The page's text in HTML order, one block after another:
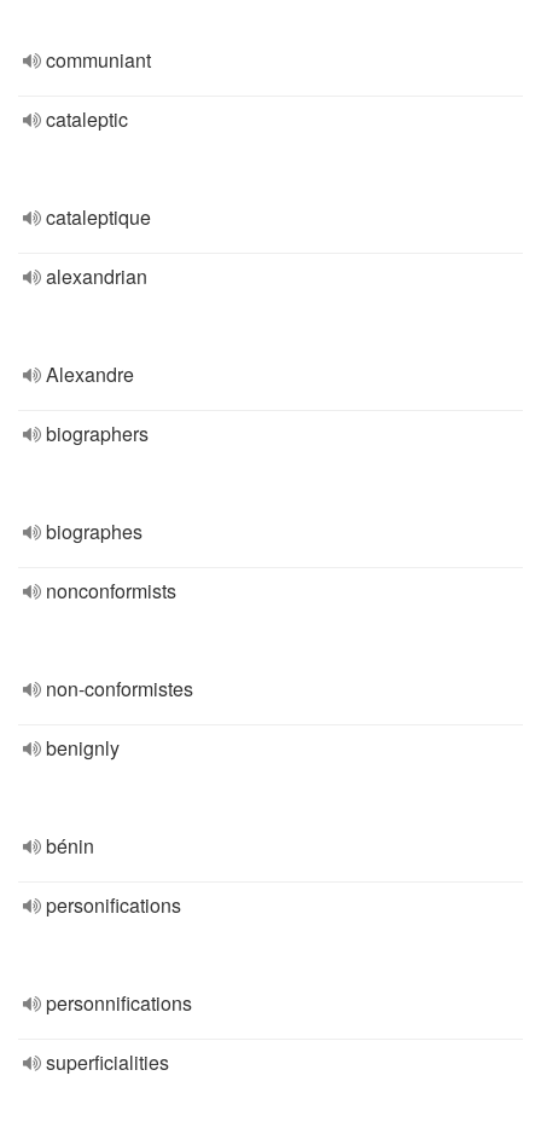
communiant
cataleptic
cataleptique
alexandrian
Alexandre
biographers
biographes
nonconformists
non-conformistes
benignly
bénin
personifications
personnifications
superficialities